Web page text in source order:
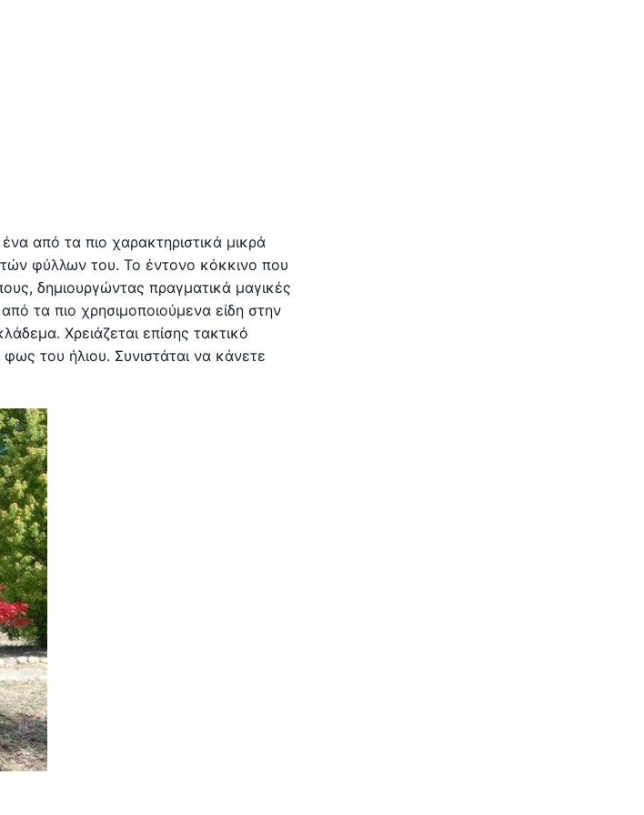
ένα από τα πιο χαρακτηριστικά μικρά
φύλλων του. Το έντονο κόκκινο που
δημιουργώντας πραγματικά μαγικές
από τα πιο χρησιμοποιούμενα είδη στην
Χρειάζεται επίσης τακτικό
του ήλιου. Συνιστάται να κάνετε